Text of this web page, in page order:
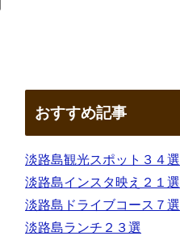
おすすめ記事
淡路島観光スポット３４選
淡路島インスタ映え２１選
淡路島ドライブコース７選
淡路島ランチ２３選